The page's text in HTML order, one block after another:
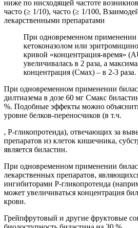
ниже по нисходящей частоте
часто (≥ 1/10), часто (≥ 1/100,
лекарственными препаратами
При одновременном применении
кетоконазолом или
кривой «концентрация-время»
увеличивалась в 2 раза, а
концентрация (Смах) – в 2-3 раза.
При одновременном применении
дилтиазема в дозе 60 мг Смакс
%. Подобные эффекты можно
уровне белков-переносчиков (в т.ч.
, Р-гликопротеида), отвечающих за
препаратов из клеток кишечника,
является биластин.
При одновременном применении
лекарственных препаратов,
ингибиторами Р-гликопротеида
может увеличиваться концентрация
крови.
Грейпфрутовый и другие фруктовые